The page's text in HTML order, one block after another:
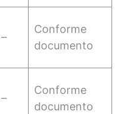
Conforme
documento
Conforme
documento